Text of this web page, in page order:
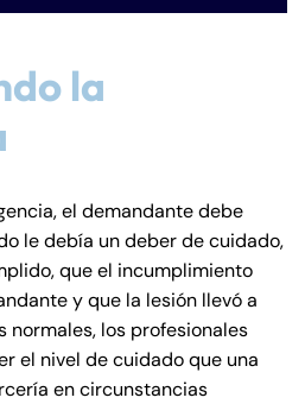
la
el demandante debe
le debía un deber de cuidado,
que el incumplimiento
y que la lesión llevó a
normales, los profesionales
el nivel de cuidado que una
en circunstancias